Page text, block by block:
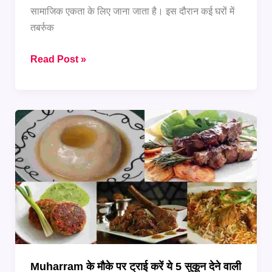
सामाजिक एकता के लिए जाना जाता है। इस दौरान कई घरों में
तबर्रुक
Muharram
त्योहार
में
मिठास
घोल
देंगी
ये
रेसिपीज़
Read Post »
Muharram के मौके पर ट्राई करें ये 5 सुकून देने वाली